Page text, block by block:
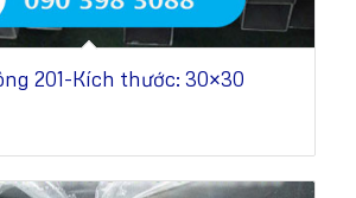
201-Kích thước: 30×30